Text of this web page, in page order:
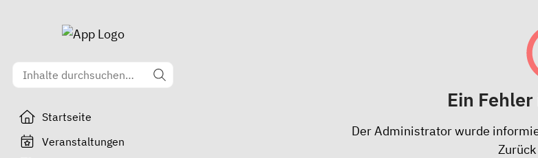
Startseite
Veranstaltungen
Ein
Der Administrator wurde